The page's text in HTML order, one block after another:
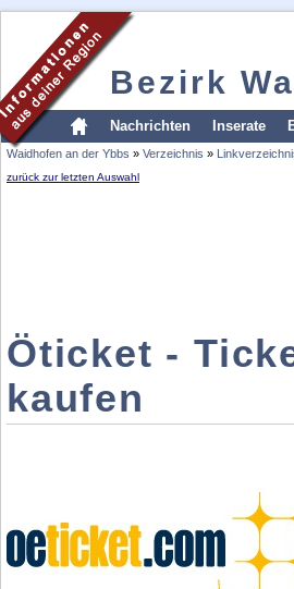
Bezirk
Nachrichten Inserate
Waidhofen an der Ybbs » Verzeichnis »
zurück zur letzten Auswahl
Öticket -
kaufen